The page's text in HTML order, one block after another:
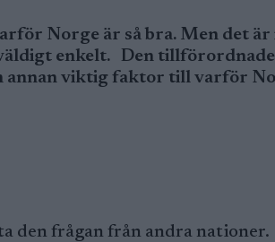
Norge är så bra. Men det är
enkelt. Den tillförordnade
annan viktig faktor till varför
den frågan från andra